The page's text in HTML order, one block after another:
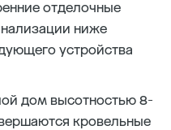
отделочные
ниже
устройства
дом высотностью 8-
кровельные